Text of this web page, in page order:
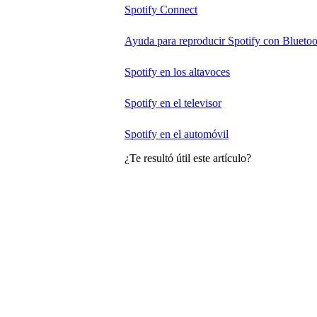
Spotify Connect
Ayuda para reproducir Spotify con
Spotify en los altavoces
Spotify en el televisor
Spotify en el automóvil
¿Te resultó útil este artículo?